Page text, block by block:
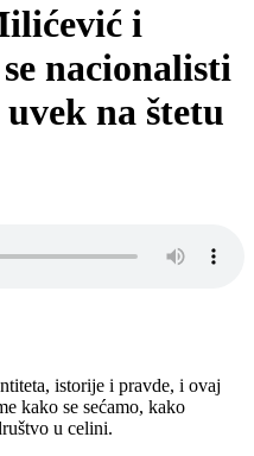
i
nacionalisti
na štetu
istorije i pravde, i ovaj
kako se sećamo, kako
u celini.